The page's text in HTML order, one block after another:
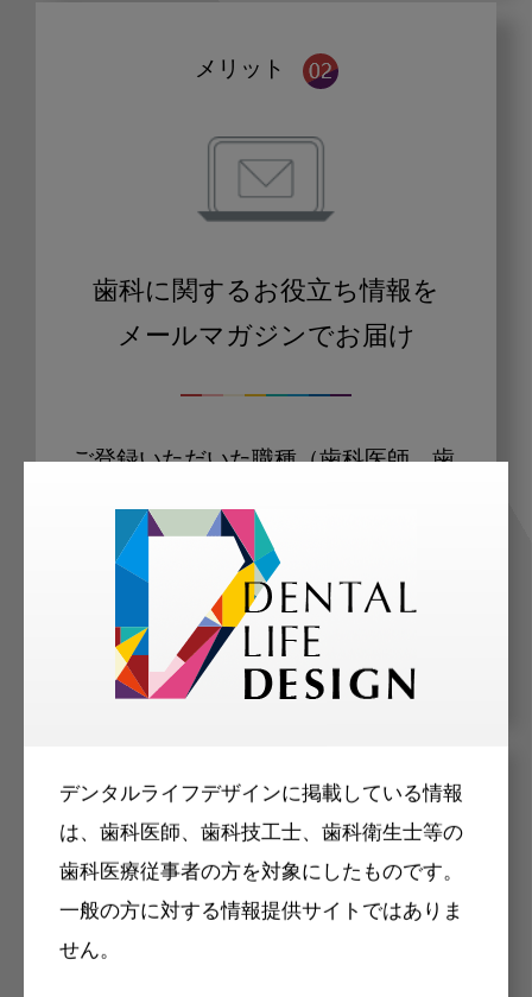
デンタルライフデザインに掲載している情報
は、歯科医師、歯科技工士、歯科衛生士等の
歯科医療従事者の方を対象にしたものです。
一般の方に対する情報提供サイトではありま
せん。
メリット
歯科に関するお役立ち情報を
メールマガジンでお届け
ご登録いただいた職種（歯科医師、歯
科衛生士、歯科技工士）に合わせた内
容のメールマガジンをお届けします。
メリット